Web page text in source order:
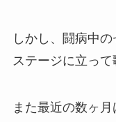
しかし、闘病中
ステージに立っ
また最近の数ヶ